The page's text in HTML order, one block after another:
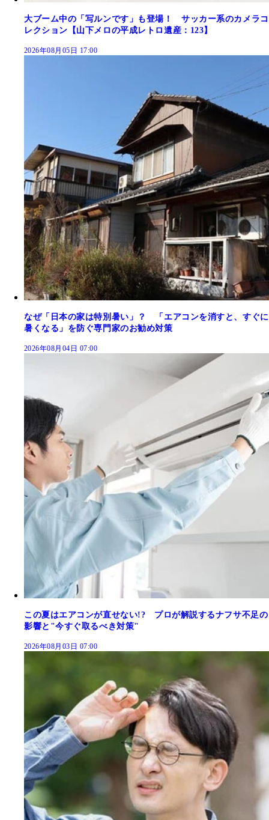
大ブーム中の「写ルンです」も登場！ サッカー系のカメラコ
レクション【山下メロの平成レトロ遺産：123】
2026年08月05日 17:00
なぜ「日本の家は特別暑い」？ 「エアコンを消すと、すぐに
暑くなる」を防ぐ専門家のお勧め対策
2026年08月04日 07:00
この夏はエアコンが直せない!? プロが解説するナフサ不足の
影響と"今すぐ取るべき対策"
2026年08月03日 07:00